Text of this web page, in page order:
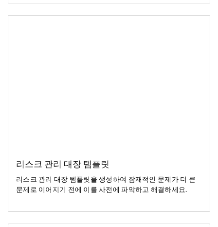
리스크 관리 대장 템플릿
리스크 관리 대장 템플릿을 생성하여 잠재적인 문제가 더 큰
문제로 이어지기 전에 이를 사전에 파악하고 해결하세요.